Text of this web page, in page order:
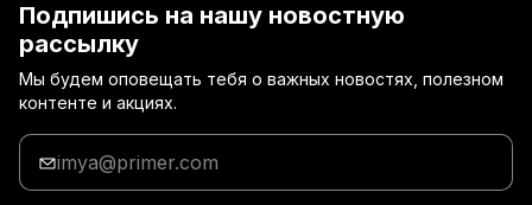
Подпишись на нашу новостную
рассылку
Мы будем оповещать тебя о важных новостях, полезном
контенте и акциях.
Введи
адрес
электронной